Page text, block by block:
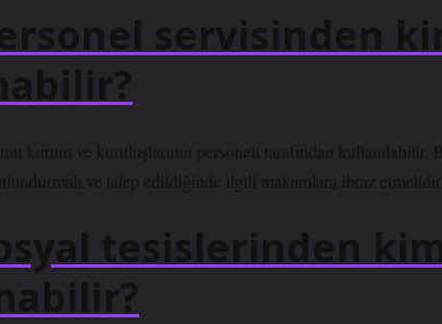
servisinden
kurum ve kuruluşlarının personeli tarafından kullanılabilir.
ve talep edildiğinde ilgili makamlara ibraz
tesislerinden